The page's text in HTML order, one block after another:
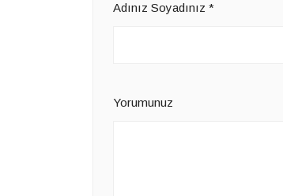
Adınız Soyadınız *
Yorumunuz